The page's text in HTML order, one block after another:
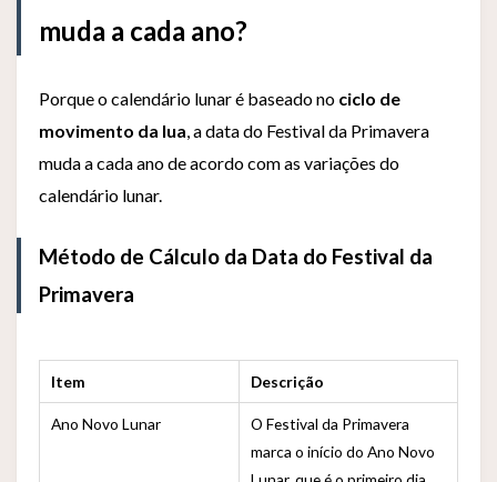
muda a cada ano?
Porque o calendário lunar é baseado no ciclo de
movimento da lua, a data do Festival da Primavera
muda a cada ano de acordo com as variações do
calendário lunar.
Método de Cálculo da Data do Festival da
Primavera
Item Descrição
Ano Novo Lunar
O Festival da Primavera
marca o início do Ano Novo